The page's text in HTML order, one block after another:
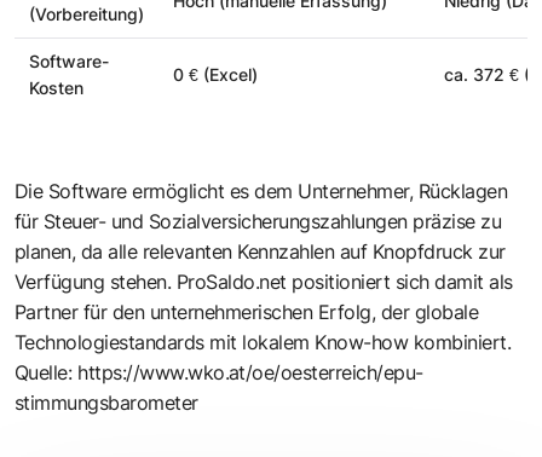
(Vorbereitung)
Software-
Kosten
0 € (Excel) ca. 372 €
Die Software ermöglicht es dem Unternehmer, Rücklagen
für Steuer- und Sozialversicherungszahlungen präzise zu
planen, da alle relevanten Kennzahlen auf Knopfdruck zur
Verfügung stehen. ProSaldo.net positioniert sich damit als
Partner für den unternehmerischen Erfolg, der globale
Technologiestandards mit lokalem Know-how kombiniert.
Quelle: https://www.wko.at/oe/oesterreich/epu-
stimmungsbarometer